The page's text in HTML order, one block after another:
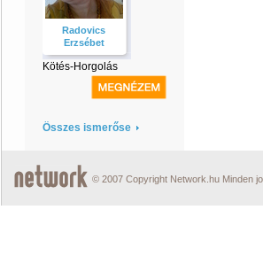
Radovics
Erzsébet
Kötés-Horgolás
Összes ismerőse
© 2007 Copyright Network.hu Minden